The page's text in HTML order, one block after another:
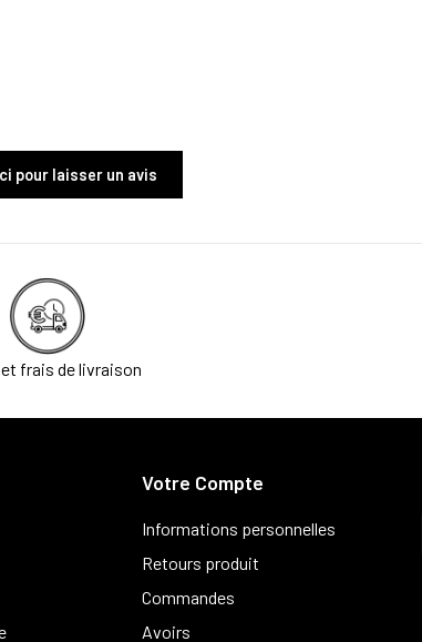
pour laisser un avis
frais de livraison
Votre Compte
Informations personnelles
Retours produit
Commandes
Avoirs